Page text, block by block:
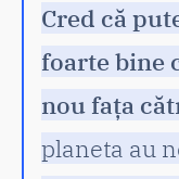
Cred că
foarte bine
nou fața
planeta au